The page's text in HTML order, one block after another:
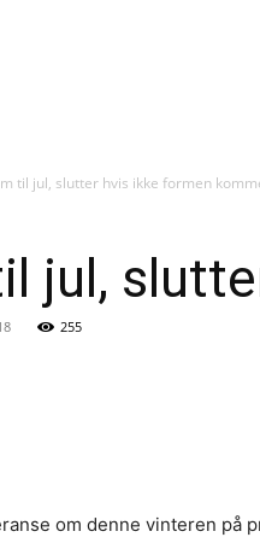
til jul, slutter hvis ikke formen
jul,
255
om denne vinteren på